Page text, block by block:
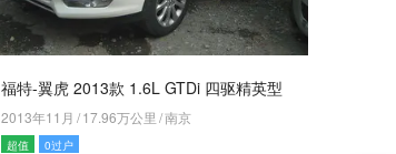
福特-翼虎 2013款 1.6L GTDi 四驱精英型
2013年11月 /17.96万公里 /南京
超值 0过户